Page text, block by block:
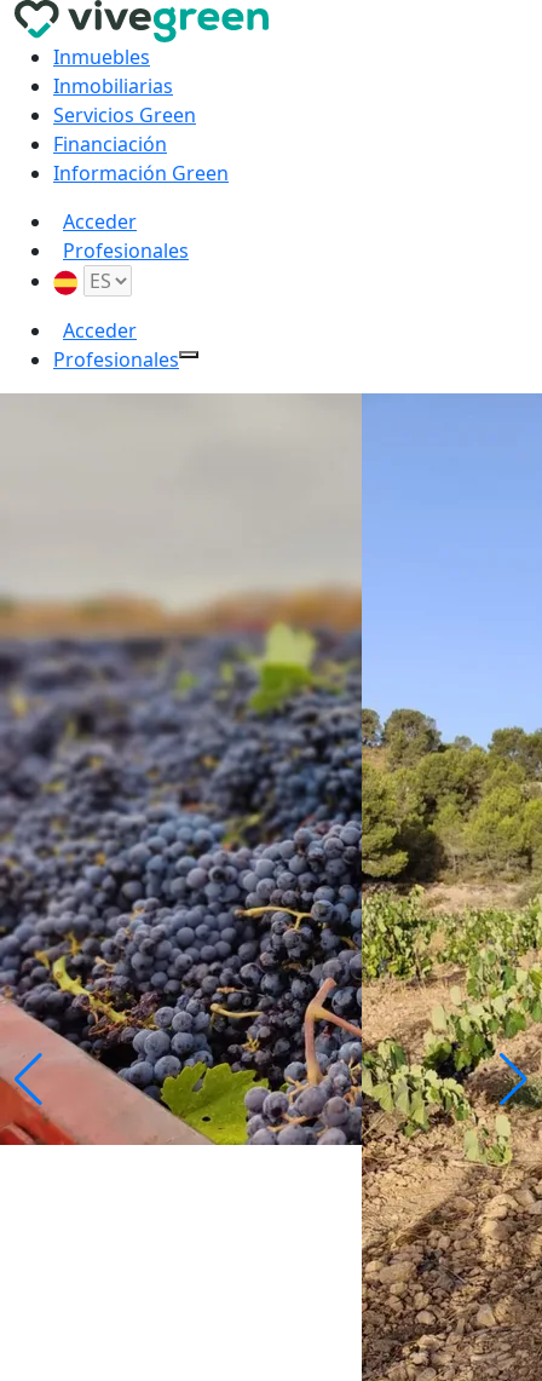
Inmuebles
Inmobiliarias
Servicios Green
Financiación
Información Green
Acceder
Profesionales
Acceder
Profesionales